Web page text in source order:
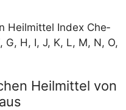
Heil­mit­tel Index Che­
G, H, I, J, K, L, M, N, O,
Heilmittel von